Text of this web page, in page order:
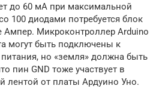
до 60 мА при максимальной
100 диодами потребуется блок
Ампер. Микроконтроллер Arduino
могут быть подключены к
но «земля» должна быть
пин GND тоже участвует в
лентой от платы Ардуино Уно.